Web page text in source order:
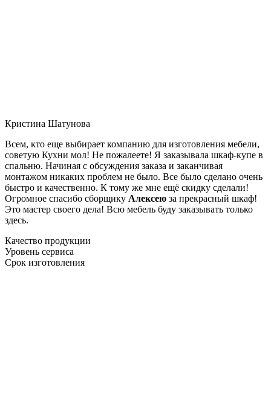
Кристина Шатунова
Всем, кто еще выбирает компанию для изготовления мебели,
советую Кухни мол! Не пожалеете! Я заказывала шкаф-купе в
спальню. Начиная с обсуждения заказа и заканчивая
монтажом никаких проблем не было. Все было сделано очень
быстро и качественно. К тому же мне ещё скидку сделали!
Огромное спасибо сборщику Алексею за прекрасный шкаф!
Это мастер своего дела! Всю мебель буду заказывать только
здесь.
Качество продукции
Уровень сервиса
Срок изготовления